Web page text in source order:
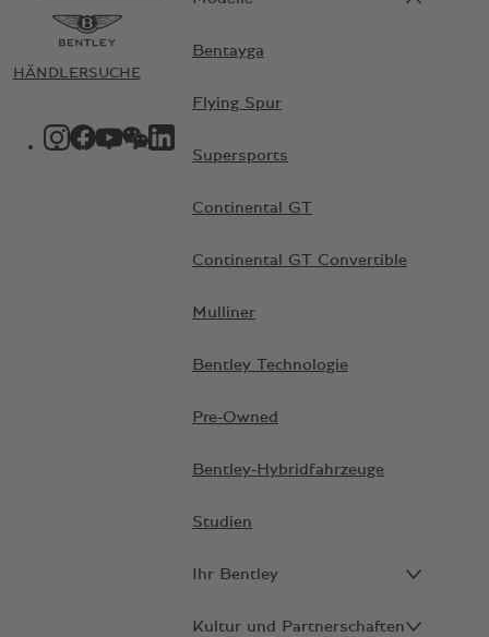
HÄNDLERSUCHE
INSTAGRAM-LOGO"
FACEBOOK-LOGO"
YOUTUBE-LOGO"
WECHAT-LOGO"
Bentayga
Flying Spur
Supersports
Continental GT
Continental GT Convertible
Mulliner
Bentley Technologie
Pre-Owned
Bentley-Hybridfahrzeuge
Studien
Ihr Bentley
Kultur und Partnerschaften